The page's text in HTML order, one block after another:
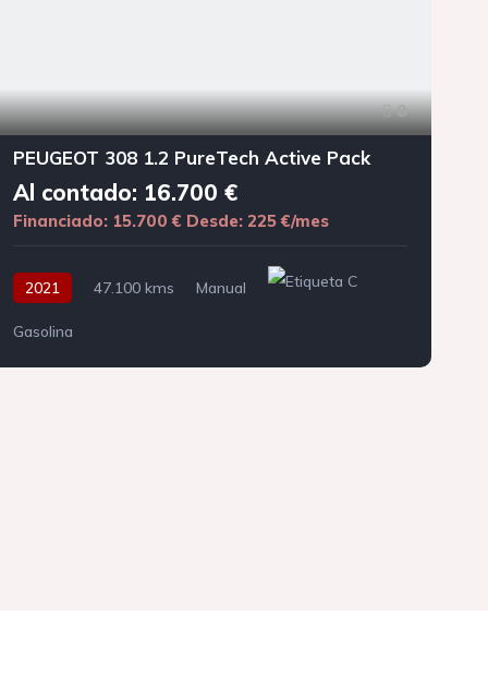
8
PEUGEOT 308 1.2 PureTech Active Pack
Al contado: 16.700 €
Financiado: 15.700 € Desde: 225 €/mes
2021 47.100 kms Manual
Gasolina